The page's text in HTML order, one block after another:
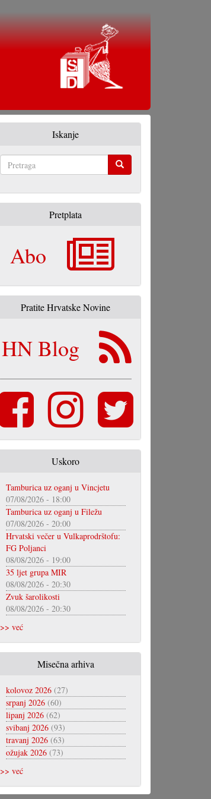
Iskanje
Pretplata
Abo
Pratite Hrvatske Novine
HN Blog
Uskoro
Tamburica uz oganj u Vincjetu
07/08/2026 - 18:00
Tamburica uz oganj u Filežu
07/08/2026 - 20:00
Hrvatski večer u Vulkaprodrštofu:
FG Poljanci
08/08/2026 - 19:00
35 ljet grupa MIR
08/08/2026 - 20:30
Zvuk šarolikosti
08/08/2026 - 20:30
>> već
Misečna arhiva
kolovoz 2026(27)
srpanj 2026(60)
lipanj 2026(62)
svibanj 2026(93)
travanj 2026(63)
ožujak 2026(73)
>> već